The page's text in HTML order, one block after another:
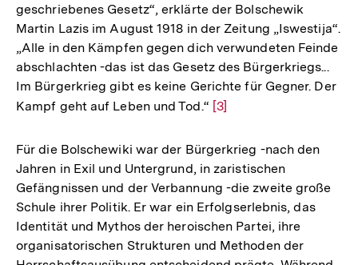
geschriebenes Gesetz“, erklärte der Bolschewik
Martin Lazis im August 1918 in der Zeitung „Iswestija“.
„Alle in den Kämpfen gegen dich verwundeten Feinde
abschlachten -das ist das Gesetz des Bürgerkriegs...
Im Bürgerkrieg gibt es keine Gerichte für Gegner. Der
Kampf geht auf Leben und Tod.“ Zur
der
Fußnote
[3]
Für die Bolschewiki war der Bürgerkrieg -nach den
Jahren in Exil und Untergrund, in zaristischen
Gefängnissen und der Verbannung -die zweite große
Schule ihrer Politik. Er war ein Erfolgserlebnis, das
Identität und Mythos der heroischen Partei, ihre
organisatorischen Strukturen und Methoden der